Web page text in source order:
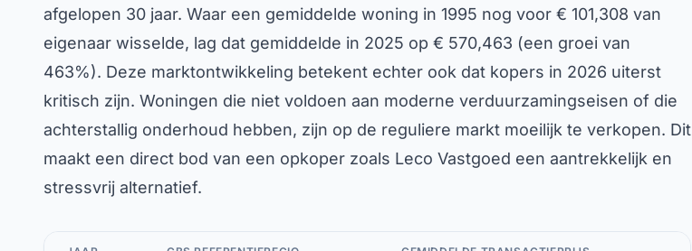
afgelopen 30 jaar. Waar een gemiddelde woning in 1995 nog voor € 101,308 van
eigenaar wisselde, lag dat gemiddelde in 2025 op € 570,463 (een groei van
463%). Deze marktontwikkeling betekent echter ook dat kopers in 2026 uiterst
kritisch zijn. Woningen die niet voldoen aan moderne verduurzamingseisen of die
achterstallig onderhoud hebben, zijn op de reguliere markt moeilijk te verkopen. Dit
maakt een direct bod van een opkoper zoals Leco Vastgoed een aantrekkelijk en
stressvrij alternatief.